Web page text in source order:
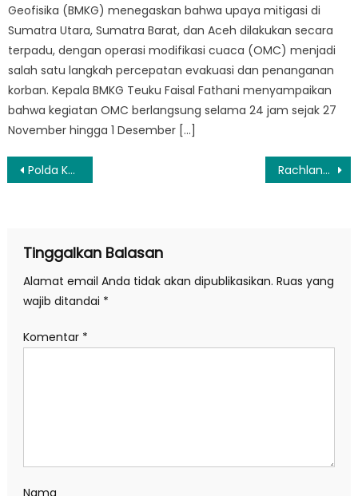
Geofisika (BMKG) menegaskan bahwa upaya mitigasi di
Sumatra Utara, Sumatra Barat, dan Aceh dilakukan secara
terpadu, dengan operasi modifikasi cuaca (OMC) menjadi
salah satu langkah percepatan evakuasi dan penanganan
korban. Kepala BMKG Teuku Faisal Fathani menyampaikan
bahwa kegiatan OMC berlangsung selama 24 jam sejak 27
November hingga 1 Desember […]
Navigasi
Polda Kalteng, Pangdam Tanjung Pura, dan Danrem 102 Panju Tingkatkan Sigergitas Rachland Nashidik: Pak Luhut Bersekutu Ngobok Demokrat dengan Orang Tersangkut Kasus Penipuan?
Tinggalkan Balasan
Alamat email Anda tidak akan dipublikasikan. Ruas yang
wajib ditandai *
Komentar *